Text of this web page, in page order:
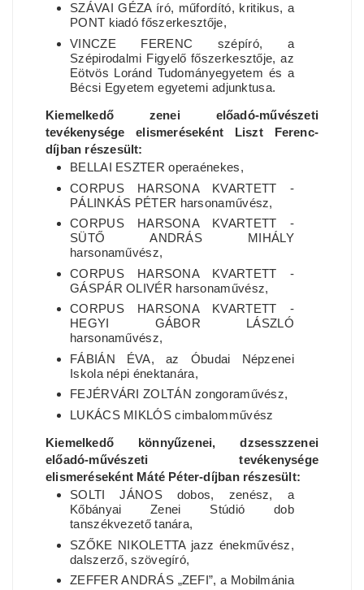
SZÁVAI GÉZA író, műfordító, kritikus, a
PONT kiadó főszerkesztője,
VINCZE FERENC szépíró, a
Szépirodalmi Figyelő főszerkesztője, az
Eötvös Loránd Tudományegyetem és a
Bécsi Egyetem egyetemi adjunktusa.
Kiemelkedő zenei előadó-művészeti
tevékenysége elismeréseként Liszt Ferenc-
díjban részesült:
BELLAI ESZTER operaénekes,
CORPUS HARSONA KVARTETT -
PÁLINKÁS PÉTER harsonaművész,
CORPUS HARSONA KVARTETT -
SÜTŐ ANDRÁS MIHÁLY
harsonaművész,
CORPUS HARSONA KVARTETT -
GÁSPÁR OLIVÉR harsonaművész,
CORPUS HARSONA KVARTETT -
HEGYI GÁBOR LÁSZLÓ
harsonaművész,
FÁBIÁN ÉVA, az Óbudai Népzenei
Iskola népi énektanára,
FEJÉRVÁRI ZOLTÁN zongoraművész,
LUKÁCS MIKLÓS cimbalomművész
Kiemelkedő könnyűzenei, dzsesszzenei
előadó-művészeti tevékenysége
elismeréseként Máté Péter-díjban részesült:
SOLTI JÁNOS dobos, zenész, a
Kőbányai Zenei Stúdió dob
tanszékvezető tanára,
SZŐKE NIKOLETTA jazz énekművész,
dalszerző, szövegíró,
ZEFFER ANDRÁS „ZEFI”, a Mobilmánia